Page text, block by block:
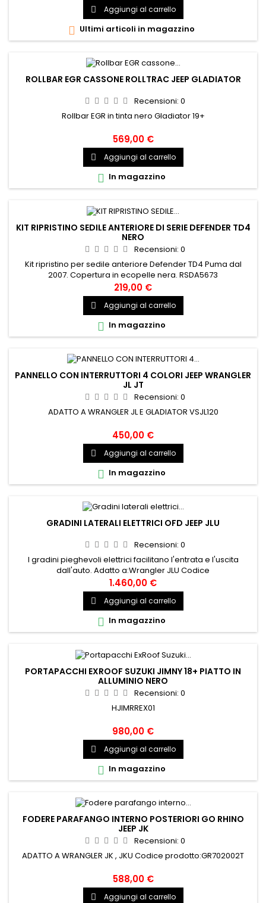
 Aggiungi al carrello
 Ultimi articoli in magazzino
ROLLBAR EGR CASSONE ROLLTRAC JEEP GLADIATOR
Recensioni: 0
Rollbar EGR in tinta nero Gladiator 19+
569,00 €
 Aggiungi al carrello
 In magazzino
KIT RIPRISTINO SEDILE ANTERIORE DI SERIE DEFENDER TD4
NERO
Recensioni: 0
Kit ripristino per sedile anteriore Defender TD4 Puma dal
2007. Copertura in ecopelle nera. RSDA5673
219,00 €
 Aggiungi al carrello
 In magazzino
PANNELLO CON INTERRUTTORI 4 COLORI JEEP WRANGLER
JL JT
Recensioni: 0
ADATTO A WRANGLER JL E GLADIATOR VSJL120
450,00 €
 Aggiungi al carrello
 In magazzino
GRADINI LATERALI ELETTRICI OFD JEEP JLU
Recensioni: 0
I gradini pieghevoli elettrici facilitano l'entrata e l'uscita
dall'auto. Adatto a:Wrangler JLU Codice
prodotto:AGGJWJL4ESS
1.460,00 €
 Aggiungi al carrello
 In magazzino
PORTAPACCHI EXROOF SUZUKI JIMNY 18+ PIATTO IN
ALLUMINIO NERO
Recensioni: 0
HJIMRREX01
980,00 €
 Aggiungi al carrello
 In magazzino
FODERE PARAFANGO INTERNO POSTERIORI GO RHINO
JEEP JK
Recensioni: 0
ADATTO A WRANGLER JK , JKU Codice prodotto:GR702002T
588,00 €
 Aggiungi al carrello